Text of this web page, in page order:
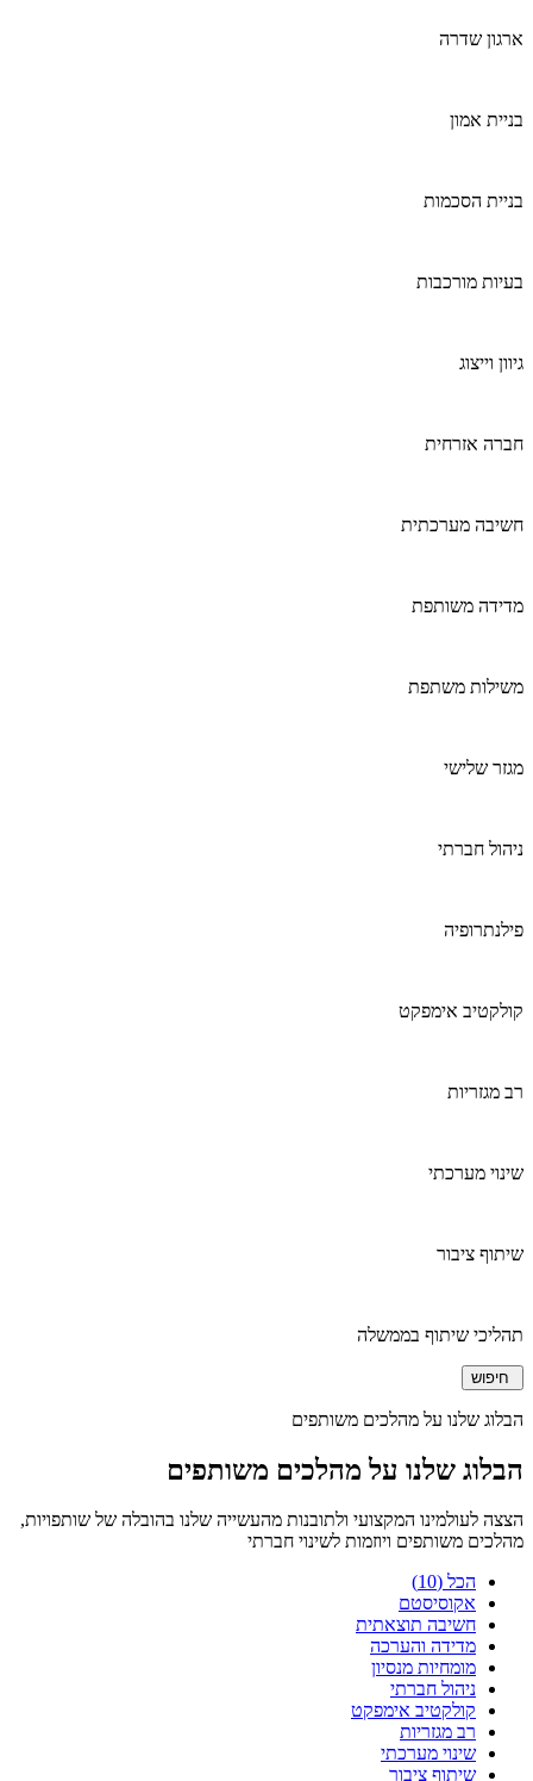
ארגון שדרה
בניית אמון
בניית הסכמות
בעיות מורכבות
גיוון וייצוג
חברה אזרחית
חשיבה מערכתית
מדידה משותפת
משילות משתפת
מגזר שלישי
ניהול חברתי
פילנתרופיה
קולקטיב אימפקט
רב מגזריות
שינוי מערכתי
שיתוף ציבור
תהליכי שיתוף בממשלה
הבלוג שלנו על מהלכים משותפים
הבלוג שלנו על מהלכים משותפים
הצצה לעולמינו המקצועי ולתובנות מהעשייה שלנו בהובלה של שותפויות,
מהלכים משותפים ויוזמות לשינוי חברתי
הכל (10)
אקוסיסטם
חשיבה תוצאתית
מדידה והערכה
מומחיות מנסיון
ניהול חברתי
קולקטיב אימפקט
רב מגזריות
שינוי מערכתי
שיתוף ציבור